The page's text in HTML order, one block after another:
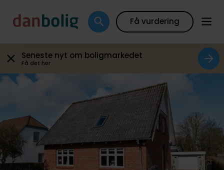
Få vurdering
Seneste nyt om boligmarkedet
Få det her
Galleri Plantegning Boligfakta Kort